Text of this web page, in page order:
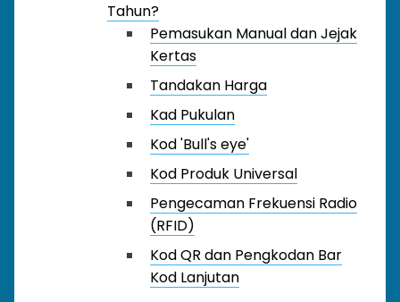
Tahun?
Pemasukan Manual dan Jejak
Kertas
Tandakan Harga
Kad Pukulan
Kod 'Bull's eye'
Kod Produk Universal
Pengecaman Frekuensi Radio
(RFID)
Kod QR dan Pengkodan Bar
Kod Lanjutan